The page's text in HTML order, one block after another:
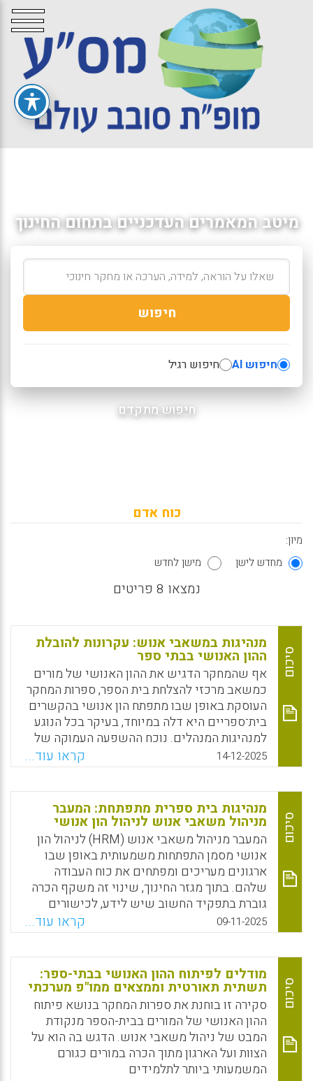
מיטב המאמרים העדכניים בתחום החינוך
חיפוש
חיפוש AI חיפוש רגיל
חיפוש מתקדם
כוח אדם
מיון:
מחדש לישן
מישן לחדש
נמצאו 8 פריטים
סיכום
מנהיגות במשאבי אנוש: עקרונות להובלת
ההון האנושי בבתי ספר
אף שהמחקר הדגיש את ההון האנושי של מורים
כמשאב מרכזי להצלחת בית הספר, ספרות המחקר
העוסקת באופן שבו מתפתח הון אנושי בהקשרים
בית־ספריים היא דלה במיוחד, בעיקר בכל הנוגע
למנהיגות המנהלים. נוכח ההשפעה העמוקה של
ההון האנושי של צוותי החינוך על הצלחת
התלמידים, פערים מחקריים אלו מדגישים את
ההכרח הדחוף בהעמקת החקירה האמפירית בנוגע
למורכבויות הטמונות בתפקיד המנהל כמפתח הון
אנושי בהקשר הבית־ספרי. לפיכך, מטרת המחקר
הנוכחי הייתה לבחון את התפיסות והפרקטיקות
של מנהלים כמנהלי ומפתחי הון אנושי בקרב
צוותי החינוך שלהם.
WhatsApp
Facebook
Email
X
14-12-2025 קראו עוד...
סיכום
מנהיגות בית ספרית מתפתחת: המעבר
מניהול משאבי אנוש לניהול הון אנושי
המעבר מניהול משאבי אנוש (HRM) לניהול הון
אנושי מסמן התפתחות משמעותית באופן שבו
ארגונים מעריכים ומפתחים את כוח העבודה
שלהם. בתוך מגזר החינוך, שינוי זה משקף הכרה
גוברת בתפקיד החשוב שיש לידע, לכישורים
וליכולות של צוות בית הספר בהשגת מצוינות
חינוכית. בעוד שניהול משאבי אנוש מסורתי
מדגיש יעילות אדמיניסטרטיבית והקצאת
משאבים, ניהול הון אנושי מתמקד בפיתוח
אסטרטגי של אנשים כחיוני להצלחת הארגון.
מאמר זה בוחן כיצד בתי ספר יכולים להתקדם
מעבר לפרקטיקות קונבנציונליות של משאבי
אנוש כדי לטפח ולמנף טוב יותר את ההון האנושי
שלהם. כך מזוהות שיטות עבודה מומלצות
המחברות בין יעדים חינוכיים לבין סדרי
09-11-2025 קראו עוד...
סיכום
מודלים לפיתוח ההון האנושי בבתי-ספר:
תשתית תאורטית וממצאים ממו"פ מערכתי
סקירה זו בוחנת את ספרות המחקר בנושא פיתוח
ההון האנושי של המורים בבית-הספר מנקודת
המבט של ניהול משאבי אנוש. הדגש בה הוא על
הצוות ועל הארגון מתוך הכרה במורים כגורם
המשמעותי ביותר לתלמידים